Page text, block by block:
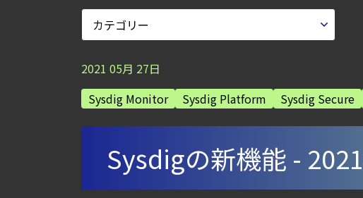
【ブログ】AIワークロードのコンテナセキュリティ｜
【ブログ】JADEPUFFER の進化：エージェント型脅威
【ブログ】AWS/GCP 標準ツールでは守れない？Falco
【ブログ】セキュリティ運用の効率化を実現する
【ブログ】CISO のための Headless Cloud Security ガイド
【お知らせ】ブログを更新しました
【ブログ】CWPP（Cloud Workload Protection
2021 05月 27日
Sysdig Monitor
Sysdig Platform Sysdig Secure
Sysdigの新機能 -